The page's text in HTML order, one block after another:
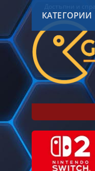
Достъпни и
КАТЕГОРИИ